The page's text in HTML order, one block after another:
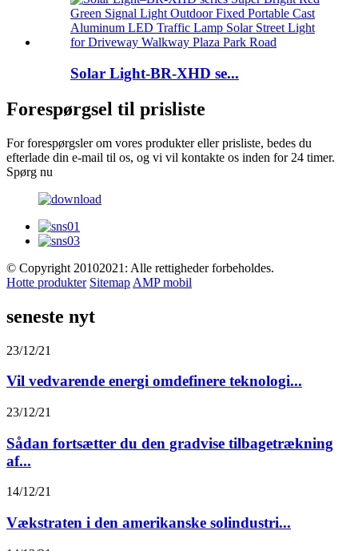
Solar Light-BR-XHD se...
Forespørgsel til prisliste
For forespørgsler om vores produkter eller prisliste, bedes du
efterlade din e-mail til os, og vi vil kontakte os inden for 24 timer.
Spørg nu
© Copyright 20102021: Alle rettigheder forbeholdes.
Hotte produkter Sitemap AMP mobil
seneste nyt
23/12/21
Vil vedvarende energi omdefinere teknologi...
23/12/21
Sådan fortsætter du den gradvise tilbagetrækning
af...
14/12/21
Vækstraten i den amerikanske solindustri...